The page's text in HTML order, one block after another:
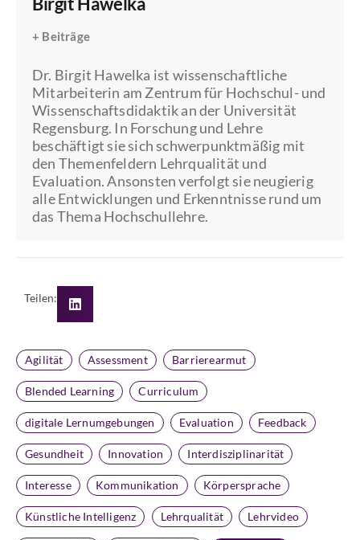
+ Beiträge
Dr. Birgit Hawelka ist wissenschaftliche
Mitarbeiterin am Zentrum für Hochschul- und
Wissenschaftsdidaktik an der Universität
Regensburg. In Forschung und Lehre
beschäftigt sie sich schwerpunktmäßig mit
den Themenfeldern Lehrqualität und
Evaluation. Ansonsten verfolgt sie neugierig
alle Entwicklungen und Erkenntnisse rund um
das Thema Hochschullehre.
Teilen:
Agilität Assessment Barrierearmut
Blended Learning Curriculum
digitale Lernumgebungen Evaluation Feedback
Gesundheit Innovation Interdisziplinarität
Interesse Kommunikation Körpersprache
Künstliche Intelligenz Lehrqualität Lehrvideo